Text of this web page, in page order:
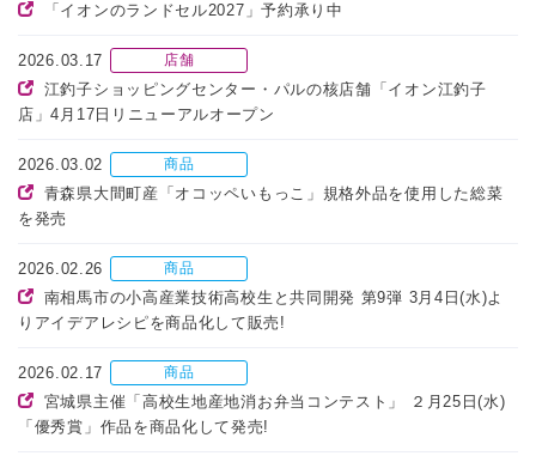
「イオンのランドセル2027」予約承り中
2026.03.17 店舗
江釣子ショッピングセンター・パルの核店舗「イオン江釣子
店」4月17日リニューアルオープン
2026.03.02 商品
青森県大間町産「オコッペいもっこ」規格外品を使用した総菜
を発売
2026.02.26 商品
南相馬市の小高産業技術高校生と共同開発 第9弾 3月4日(水)よ
りアイデアレシピを商品化して販売!
2026.02.17 商品
宮城県主催「高校生地産地消お弁当コンテスト」 ２月25日(水)
「優秀賞」作品を商品化して発売!